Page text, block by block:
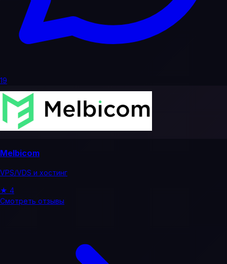
19
Melbicom
VPS/VDS и хостинг
★ 4
Смотреть отзывы